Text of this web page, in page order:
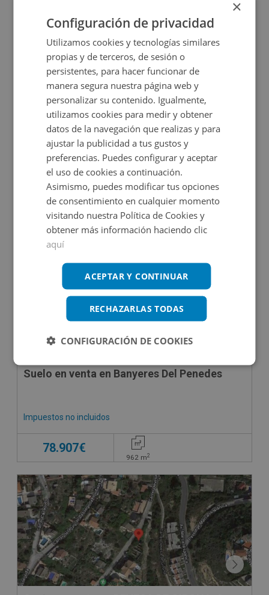
Suelo en venta en Calle Roda 2,
Impuestos no incluidos Ahorro 1.500€
13.000€
11.500€ 53m2
CONDICIONES ESPECIALES
Suelo en venta en Banyeres Del Penedes
Impuestos no incluidos
78.907€
962 m2
×
Configuración de privacidad
Utilizamos cookies y tecnologías similares
propias y de terceros, de sesión o
persistentes, para hacer funcionar de
manera segura nuestra página web y
personalizar su contenido. Igualmente,
utilizamos cookies para medir y obtener
datos de la navegación que realizas y para
ajustar la publicidad a tus gustos y
preferencias. Puedes configurar y aceptar
el uso de cookies a continuación.
Asimismo, puedes modificar tus opciones
de consentimiento en cualquier momento
visitando nuestra Política de Cookies y
obtener más información haciendo clic
aquí
ACEPTAR Y CONTINUAR
RECHAZARLAS TODAS
CONFIGURACIÓN DE COOKIES